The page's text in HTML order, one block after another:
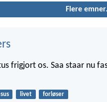
Flere
frigjort os. Saa staar nu
livet forløser